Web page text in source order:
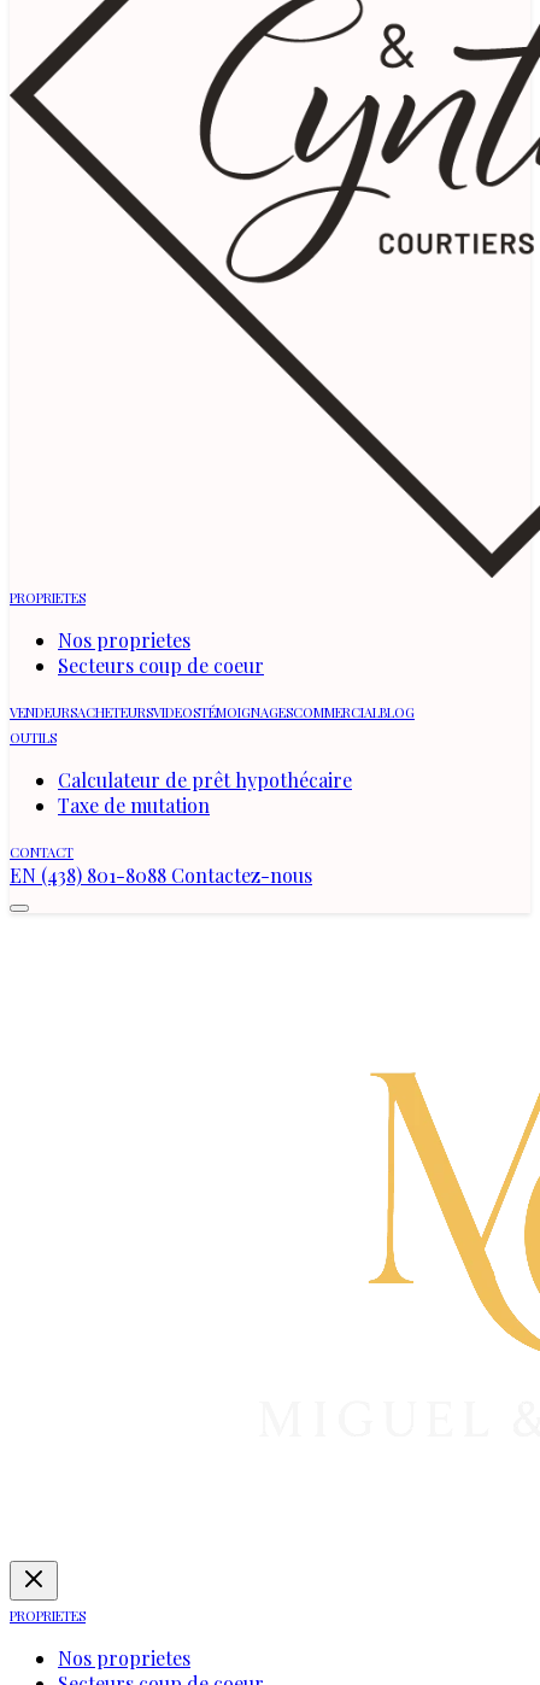
PROPRIETES
Nos proprietes
Secteurs coup de coeur
VENDEURSACHETEURSVIDEOSTÉMOIGNAGESCOMMERCIALBLOG
OUTILS
Calculateur de prêt hypothécaire
Taxe de mutation
CONTACT
EN (438) 801-8088 Contactez-nous
PROPRIETES
Nos proprietes